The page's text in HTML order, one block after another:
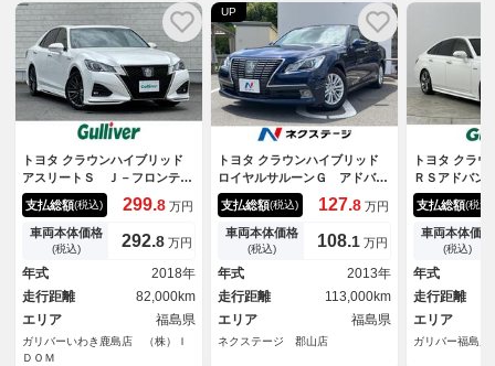
トヨタ クラウンハイブリッド
アスリートＳ Ｊ－フロンティ
アリミテッド モデリスタフル
エアロ サンルーフ ホイール
付きスタッドレスタイヤ車載
純正メーカーナビ フルセグＴ
Ｖ Ｂｌｕｅｔｏｏｔｈ 追従
クルコン 電動チルト パワー
シート スペアキー ビルトイ
ンＥＴＣ ドラレコ
支払総額(税込) 299.8 万円
車両本体価格
(税込) 292.8 万円
年式
2018年
走行距離
82,000km
エリア
福島県
ガリバーいわき鹿島店 （株）Ｉ
ＤＯＭ
UP
トヨタ クラウンハイブリッド
ロイヤルサルーンＧ アドバン
スドパッケージ レザーシート
パッケージ バックカメラ ベ
ージュ革シート 電動サンシェ
ード ＨＤＤナビシステム Ｈ
ＩＤヘッドライト 雨滴感応式
オートワイパー
支払総額(税込) 127.8 万円
車両本体価格
(税込) 108.1 万円
年式
2013年
走行距離
113,000km
エリア
福島県
ネクステージ 郡山店
トヨタ クラ
ＲＳアドバ
ナビ バック
三眼ＬＥＤヘ
ダークルー
ＴＣ２．０
ー シートヒ
ーションシ
ト 衝突被害
支払総額(税込)
車両本体価格
(税込)
年式
走行距離
エリア
ガリバー福島